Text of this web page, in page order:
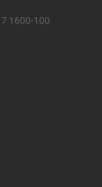
7 1600-100